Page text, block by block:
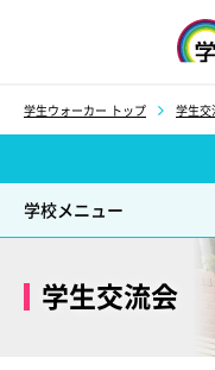
学生ウォーカー トップ 学生交
学校メニュー
学生交流会